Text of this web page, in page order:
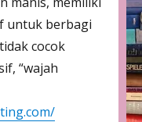
untuk berbagi
cocok
“wajah